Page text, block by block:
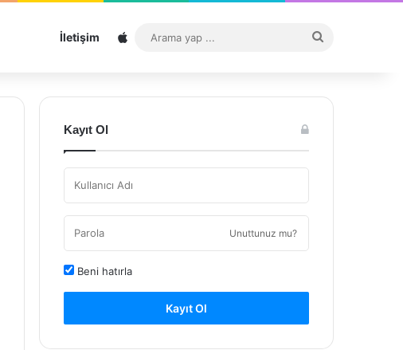
İletişim Sitemap
...
Kayıt Ol
Unuttunuz mu?
Beni hatırla
Kayıt Ol